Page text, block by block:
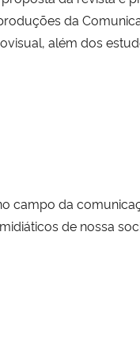
da
além dos
campo da
de nossa